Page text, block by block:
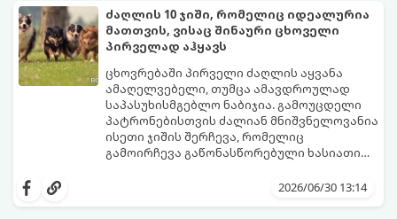
როდესაც გარეთ 25°C სიცხეა, ასფალტის
ტემპერატურამ მზეზე შეიძლება 50°C-ს
მიაღწიოს, ხოლო 30°C სიცხეში გზის საფარი
57°C-მდე ხურდება! ასეთ ზედაპირზე სულ
რაღაც 1-2 წუთიანი გასეირნებაც კი
საკმარისია, რომ ძაღლმა თათების მძიმე,
მტკივნეული დამწვრობა მიიღოს.
იმისათვის, რომ თქვენი ერთგული
მეგობარი საფრთხისგან დაიცვათ,
არსებობს ერთი ძალიან მარტივი,
ოქროს წესი.
ძაღლის 10 ჯიში, რომელიც იდეალურია
მათთვის, ვისაც შინაური ცხოველი
პირველად აჰყავს
ცხოვრებაში პირველი ძაღლის აყვანა
ამაღელვებელი, თუმცა ამავდროულად
საპასუხისმგებლო ნაბიჯია. გამოუცდელი
პატრონებისთვის ძალიან მნიშვნელოვანია
ისეთი ჯიშის შერჩევა, რომელიც
გამოირჩევა გაწონასწორებული ხასიათით,
სპეციფიკურ, ზედმეტად რთულ მოვლას.
შეადგინეს 10 საუკეთესო ჯიშის სია,2026/06/30 13:14